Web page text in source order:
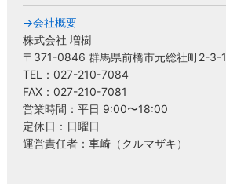
→会社概要
株式会社 増樹
〒371-0846 群馬県前橋市元総社町2-3-1
TEL：027-210-7084
FAX：027-210-7081
営業時間：平日 9:00〜18:00
定休日：日曜日
運営責任者：車崎（クルマザキ）